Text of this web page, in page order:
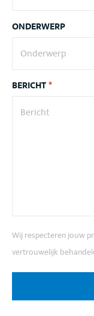
ONDERWERP
BERICHT*
Wij respecteren jouw
vertrouwelijk